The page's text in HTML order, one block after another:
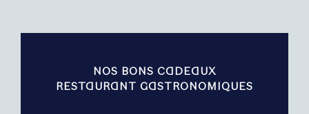
NOS BONS CADEAUX
RESTAURANT GASTRONOMIQUES